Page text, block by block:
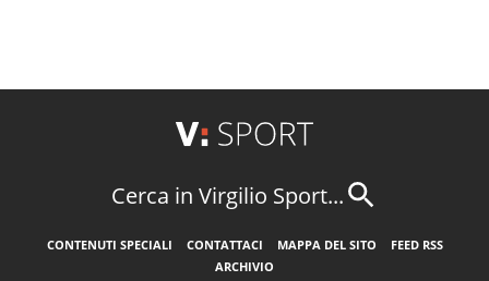
Cerca in Virgilio Sport...
CONTENUTI SPECIALI CONTATTACI MAPPA DEL SITO
FEED RSS
ARCHIVIO